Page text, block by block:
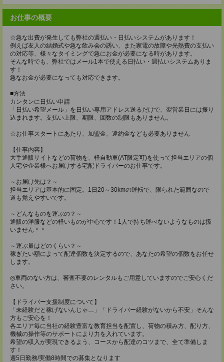
お仕事の概要
☆急な出費が発生しても弊社の週払い・日払いシステムがあります！
例えば友人の結婚式や急な飲み会の誘い、また家電の故障や光熱費の支払い
の対応等、様々なタイミングで急にお金が必要になる時があります。
そんな時でも、弊社ではメール1本で使える日払い・週払いシステムありま
す！
急なお金が必要になっても対応できます。
■方法
カンタンに日払い申請
「日払い希望メール」を日払い専用アドレス送るだけで、翌営業日には振り
込まれます。支払い上限、期限、回数の制限もありません。
☆お仕事スタートにあたり、加盟金、違約金なども必要ありません
【仕事内容】
大手通販サイトなどの荷物を、軽自動車(AT限定可)を使って担当エリアの個
人宅や企業様へお届けする宅配ドライバーのお仕事です。
～お届け先は？～
担当エリアは基本的に固定。1日20～30kmの運転で、限られた範囲なので
道も覚えやすいです。
～どんなものを運ぶの？～
通販の洋服などの軽いものが中心です！1人で持ち運べないようなものは扱
いません＾＾
～運ぶ量はどのくらい？～
稼ぎたい額によって配達個数を決定するので、あなたの希望の個数をお任せ
します。
◎車両のない方は、審査不要のレンタルもご用意していますのでご安心くだ
さい。
【ドライバー支援制度について】
「未経験だと稼げないんじゃ…」「ドライバー経験がないから不安」そんな
方もご安心を！
各エリア毎に当社の経験豊富な教育担当を配置し、荷物の積み方、配り方、
機械の操作等のサポートにより力を入れています。
希望の収入が実現できるよう、コースから配達のコツまで、全て準備しま
す！
週5日勤務/実働8時間での募集となります